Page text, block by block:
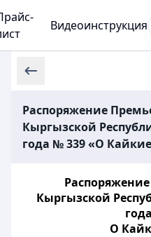
Видеоинструкция
Распоряжение
Кыргызской
года № 339 «О
Кыргызской
О